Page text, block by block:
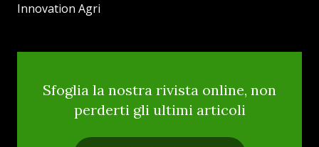
Innovation Agri
Sfoglia la nostra rivista online, non
perderti gli ultimi articoli